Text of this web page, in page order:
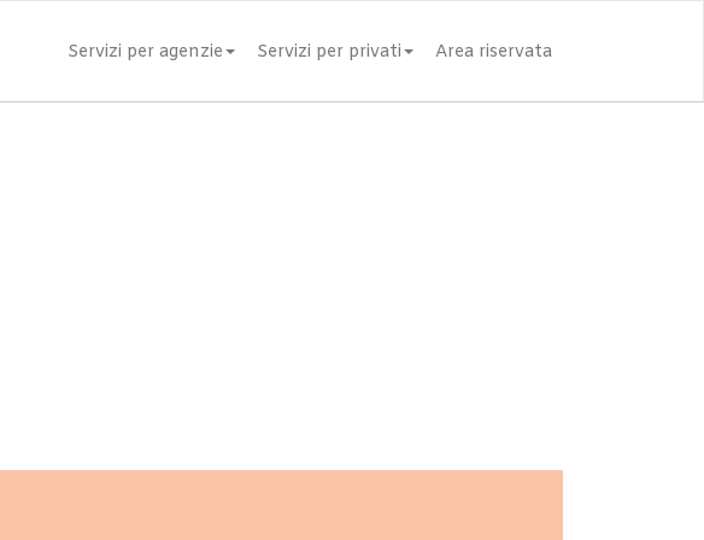
Servizi per agenzie Servizi per privati Area riservata